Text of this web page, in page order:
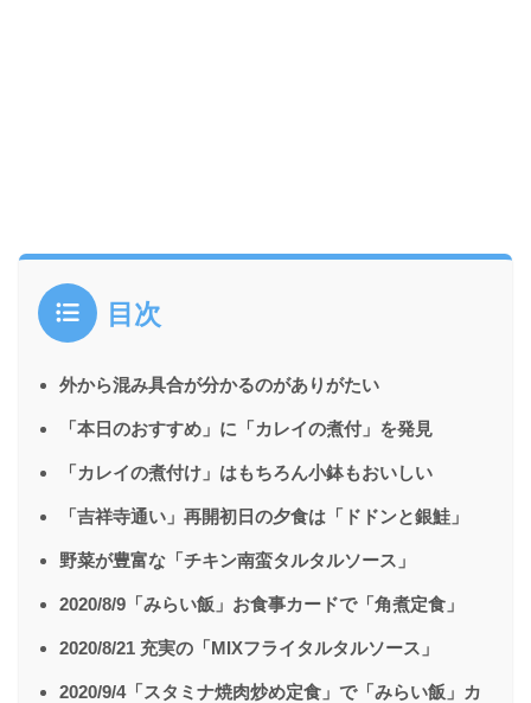
目次
外から混み具合が分かるのがありがたい
「本日のおすすめ」に「カレイの煮付」を発見
「カレイの煮付け」はもちろん小鉢もおいしい
「吉祥寺通い」再開初日の夕食は「ドドンと銀鮭」
野菜が豊富な「チキン南蛮タルタルソース」
2020/8/9「みらい飯」お食事カードで「角煮定食」
2020/8/21 充実の「MIXフライタルタルソース」
2020/9/4「スタミナ焼肉炒め定食」で「みらい飯」カ